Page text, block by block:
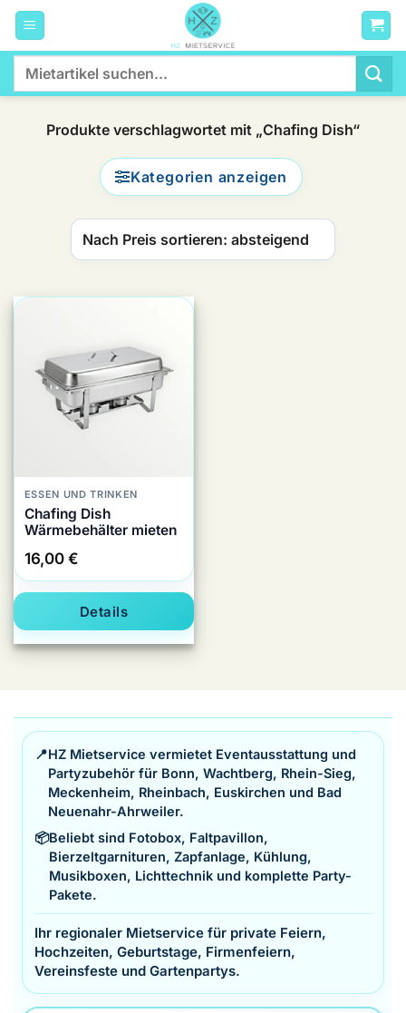
Zum
Inhalt
springen
nach:
Produkte verschlagwortet mit „Chafing Dish“
Kategorien anzeigen
ESSEN UND TRINKEN
Chafing Dish
Wärmebehälter mieten
16,00 €
Details
📍HZ Mietservice vermietet Eventausstattung und
Partyzubehör für Bonn, Wachtberg, Rhein-Sieg,
Meckenheim, Rheinbach, Euskirchen und Bad
Neuenahr-Ahrweiler.
📦Beliebt sind Fotobox, Faltpavillon,
Bierzeltgarnituren, Zapfanlage, Kühlung,
Musikboxen, Lichttechnik und komplette Party-
Pakete.
Ihr regionaler Mietservice für private Feiern,
Hochzeiten, Geburtstage, Firmenfeiern,
Vereinsfeste und Gartenpartys.